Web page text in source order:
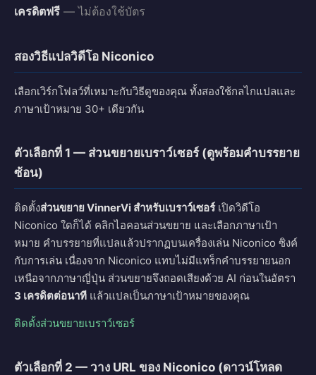
เครดิตฟรี — ไม่ต้องใช้บัตร
สองวิธีแปลวิดีโอ Niconico
เลือกเวิร์กโฟลว์ที่เหมาะกับวิธีดูของคุณ ทั้งสองใช้กลไกแปลและ
ภาษาเป้าหมาย 30+ เดียวกัน
ตัวเลือกที่ 1 — ส่วนขยายเบราว์เซอร์ (ดูพร้อมคำบรรยาย
ซ้อน)
ติดตั้งส่วนขยาย VinnerVi สำหรับเบราว์เซอร์เปิดวิดีโอ
Niconico ใดก็ได้ คลิกไอคอนส่วนขยาย และเลือกภาษาเป้า
หมาย คำบรรยายที่แปลแล้วปรากฏบนเครื่องเล่น Niconico ซิงค์
กับการเล่น เนื่องจาก Niconico แทบไม่มีแทร็กคำบรรยายนอก
เหนือจากภาษาญี่ปุ่น ส่วนขยายจึงถอดเสียงด้วย AI ก่อนในอัตรา
3 เครดิตต่อนาที แล้วแปลเป็นภาษาเป้าหมายของคุณ
ติดตั้งส่วนขยายเบราว์เซอร์
ตัวเลือกที่ 2 — วาง URL ของ Niconico (ดาวน์โหลด